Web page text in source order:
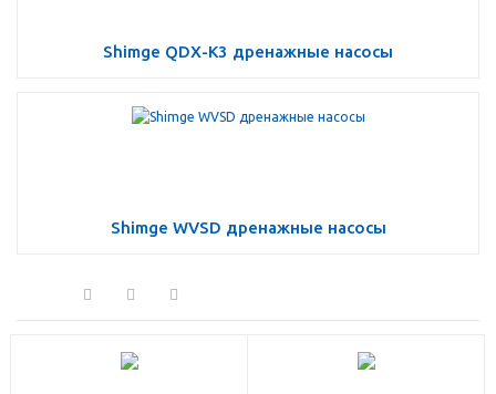
Shimge QDX-К3 дренажные насосы
Shimge WVSD дренажные насосы